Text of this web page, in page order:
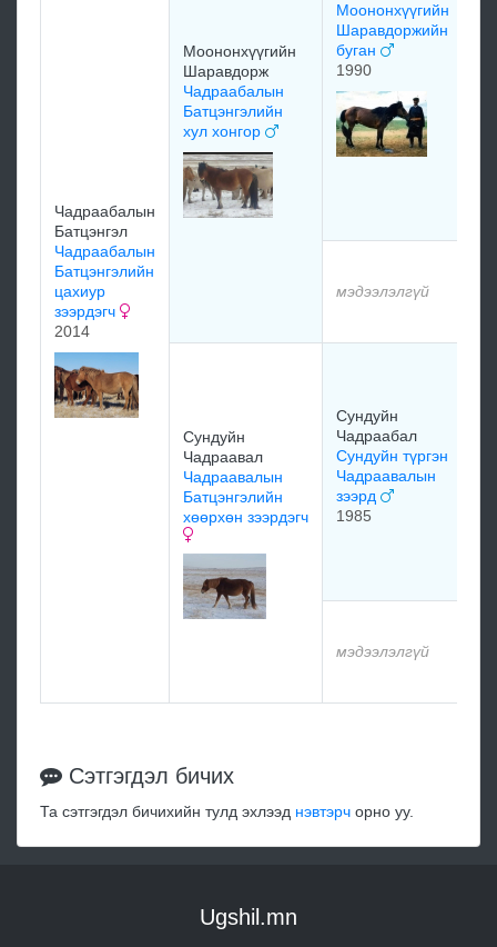
Чадраабалын
Батцэнгэл
Чадраабалын
Батцэнгэлийн
цахиур
зээрдэгч
2014
Моононхүүгийн
Шаравдорж
Чадраабалын
Батцэнгэлийн
хул хонгор
Моононхүүгийн
Шаравдоржийн
буган
1990
мэдээлэлгүй
Сундуйн
Чадраавал
Чадраавалын
Батцэнгэлийн
хөөрхөн зээрдэгч
Сундуйн
Чадраабал
Сундуйн түргэн
Чадраавалын
зээрд
1985
мэдээлэлгүй
Сэтгэгдэл бичих
Та сэтгэгдэл бичихийн тулд эхлээд нэвтэрч орно уу.
Ugshil.mn